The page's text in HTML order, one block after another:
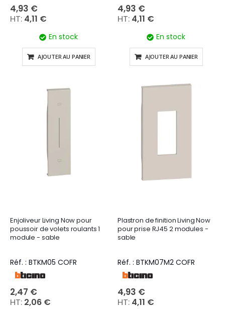
4,93 €
4,11 €
En stock
AJOUTER AU PANIER
4,93 €
4,11 €
En stock
AJOUTER AU PANIER
Enjoliveur Living Now pour
poussoir de volets roulants 1
module - sable
Réf. : BTKM05 COFR
2,47 €
2,06 €
Plastron de finition Living Now
pour prise RJ45 2 modules -
sable
Réf. : BTKM07M2 COFR
4,93 €
4,11 €